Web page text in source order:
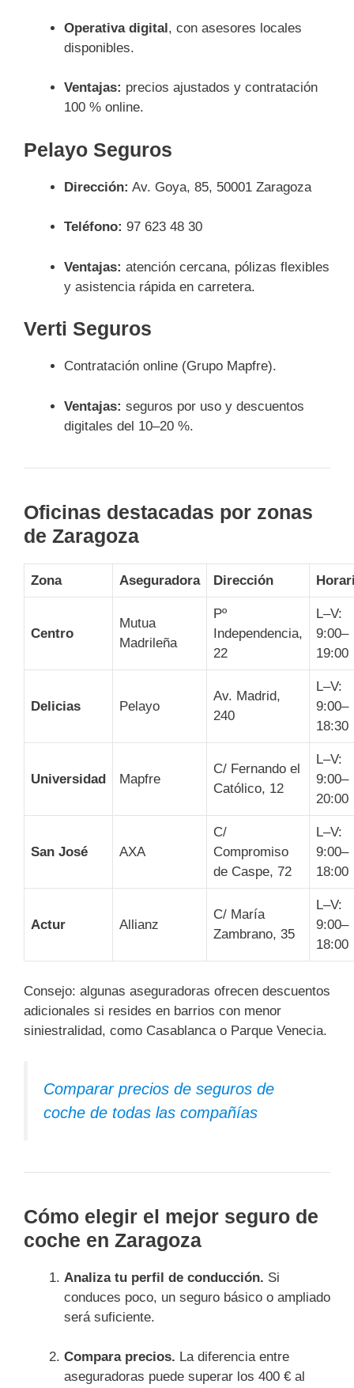
Operativa digital, con asesores locales
disponibles.
Ventajas: precios ajustados y contratación
100 % online.
Pelayo Seguros
Dirección: Av. Goya, 85, 50001 Zaragoza
Teléfono: 97 623 48 30
Ventajas: atención cercana, pólizas flexibles
y asistencia rápida en carretera.
Verti Seguros
Contratación online (Grupo Mapfre).
Ventajas: seguros por uso y descuentos
digitales del 10–20 %.
Oficinas destacadas por zonas
de Zaragoza
Zona Aseguradora Dirección
Centro
Mutua
Madrileña
Pº
Independencia,
22
L–V:
9:00–
19:00
Delicias Pelayo
Av. Madrid,
240
L–V:
9:00–
18:30
Universidad Mapfre
C/ Fernando el
Católico, 12
L–V:
9:00–
20:00
San José AXA
C/
Compromiso
de Caspe, 72
L–V:
9:00–
18:00
Actur Allianz
C/ María
Zambrano, 35
L–V:
9:00–
18:00
Consejo: algunas aseguradoras ofrecen descuentos
adicionales si resides en barrios con menor
siniestralidad, como Casablanca o Parque Venecia.
Comparar precios de seguros de
coche de todas las compañías
Cómo elegir el mejor seguro de
coche en Zaragoza
Analiza tu perfil de conducción. Si
conduces poco, un seguro básico o ampliado
será suficiente.
Compara precios. La diferencia entre
aseguradoras puede superar los 400 € al